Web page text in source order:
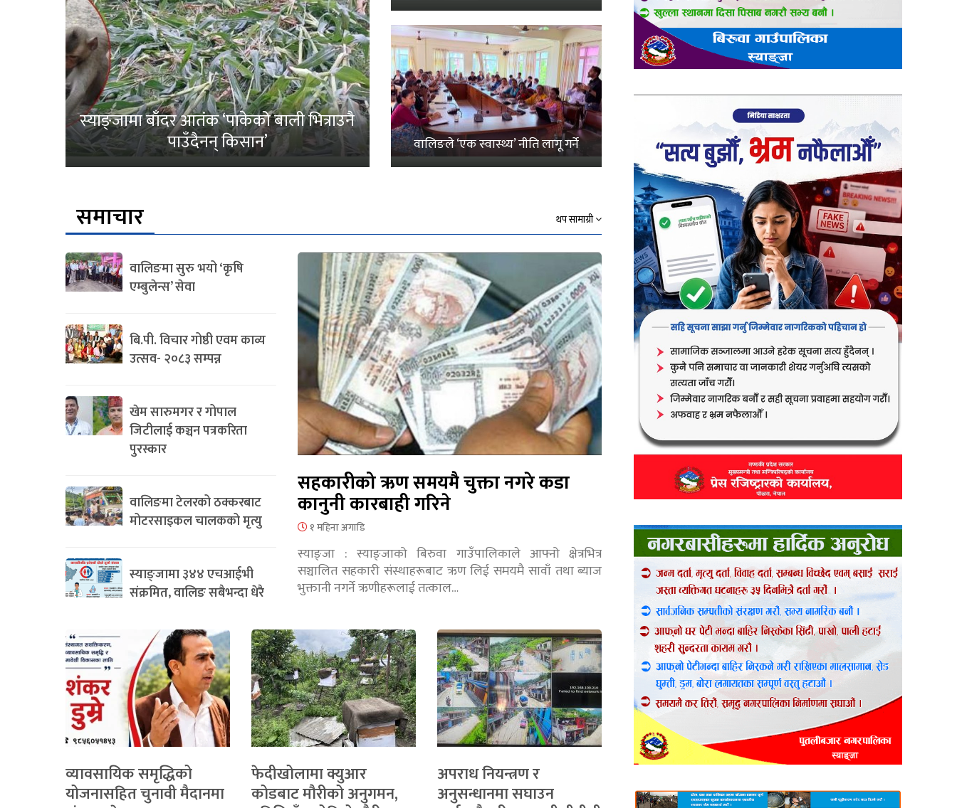
स्याङ्जामा बाँदर आतंक ‘पाकेको बाली भित्राउनै
पाउँदैनन् किसान’ वालिङले ‘एक स्वास्थ्य’ नीति लागू गर्ने
समाचार थप सामाग्री
वालिङमा सुरु भयो ‘कृषि
एम्बुलेन्स’ सेवा
बि.पी. विचार गोष्ठी एवम काव्य
उत्सव- २०८३ सम्पन्न
खेम सारुमगर र गोपाल
जिटीलाई कञ्चन पत्रकरिता
पुरस्कार
वालिङमा टेलरको ठक्करबाट
मोटरसाइकल चालकको मृत्यु
स्याङ्जामा ३४४ एचआईभी
संक्रमित, वालिङ सबैभन्दा धेरै
सहकारीको ऋण समयमै चुक्ता नगरे कडा
कानुनी कारबाही गरिने
१ महिना अगाडि
स्याङ्जा : स्याङ्जाको बिरुवा गाउँपालिकाले आफ्नो क्षेत्रभित्र
सञ्चालित सहकारी संस्थाहरूबाट ऋण लिई समयमै सावाँ तथा ब्याज
भुक्तानी नगर्ने ऋणीहरूलाई तत्काल…
व्यावसायिक समृद्धिको
योजनासहित चुनावी मैदानमा
फेदीखोलामा क्युआर
कोडबाट मौरीको अनुगमन,
अपराध नियन्त्रण र
अनुसन्धानमा सघाउन